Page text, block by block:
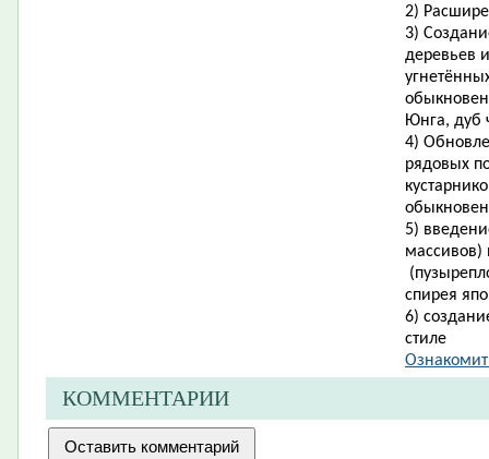
2)
3)
деревьев
Юнга, дуб
4)
рядовых
5)
массивов)
спирея
6)
стиле
КОММЕНТАРИИ